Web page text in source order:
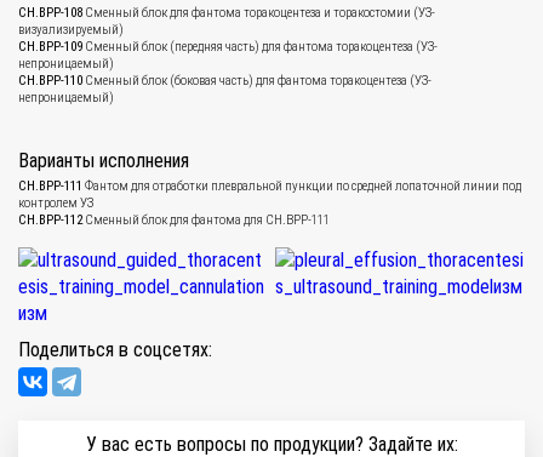
CH.BPP-108 Сменный блок для фантома торакоцентеза и торакостомии (УЗ-
визуализируемый)
CH.BPP-109 Сменный блок (передняя часть) для фантома торакоцентеза (УЗ-
непроницаемый)
CH.BPP-110 Сменный блок (боковая часть) для фантома торакоцентеза (УЗ-
непроницаемый)
Варианты исполнения
CH.BPP-111 Фантом для отработки плевральной пункции по средней лопаточной линии под
контролем УЗ
CH.BPP-112Сменный блок для фантома для СН.ВРР-111
Поделиться в соцсетях:
У вас есть вопросы по продукции? Задайте их: